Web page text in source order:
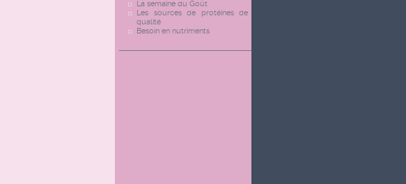
La semaine du Goût
Les sources de protéines de
qualité
Besoin en nutriments